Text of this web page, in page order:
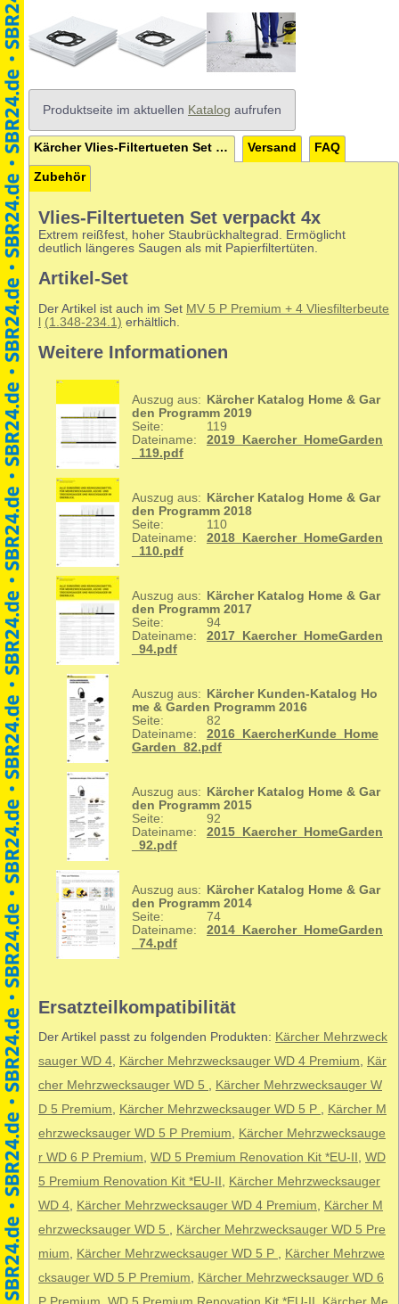
Produktseite im aktuellen Katalog aufrufen
Kärcher Vlies-Filtertueten Set verpackt 4x Versand FAQ
Zubehör
Vlies-Filtertueten Set verpackt 4x
Extrem reißfest, hoher Staubrückhaltegrad. Ermöglicht
deutlich längeres Saugen als mit Papierfiltertüten.
Artikel-Set
Der Artikel ist auch im Set MV 5 P Premium + 4 Vliesfilterbeute
(1.348-234.1) erhältlich.
Weitere Informationen
Auszug aus:
Kärcher Katalog Home & Gar
den Programm 2019
Seite:
119
Dateiname:
2019_Kaercher_HomeGarden
_119.pdf
Auszug aus:
Kärcher Katalog Home & Gar
den Programm 2018
Seite:
110
Dateiname:
2018_Kaercher_HomeGarden
_110.pdf
Auszug aus:
Kärcher Katalog Home & Gar
den Programm 2017
Seite:
94
Dateiname:
2017_Kaercher_HomeGarden
_94.pdf
Auszug aus:
Kärcher Kunden-Katalog Ho
me & Garden Programm 2016
Seite:
82
Dateiname:
2016_KaercherKunde_Home
Garden_82.pdf
Auszug aus:
Kärcher Katalog Home & Gar
den Programm 2015
Seite:
92
Dateiname:
2015_Kaercher_HomeGarden
_92.pdf
Auszug aus:
Kärcher Katalog Home & Gar
den Programm 2014
Seite:
74
Dateiname:
2014_Kaercher_HomeGarden
_74.pdf
Ersatzteilkompatibilität
Der Artikel passt zu folgenden Produkten: Kärcher Mehrzweck
sauger WD 4 Kärcher Mehrzwecksauger WD 4 Premium
Kär
cher Mehrzwecksauger WD 5
Kärcher Mehrzwecksauger W
D 5 Premium
Kärcher Mehrzwecksauger WD 5 P
Kärcher M
ehrzwecksauger WD 5 P Premium
Kärcher Mehrzwecksauge
r WD 6 P Premium WD 5 Premium Renovation Kit *EU-II WD
5 Premium Renovation Kit *EU-II
Kärcher Mehrzwecksauger
WD 4 Kärcher Mehrzwecksauger WD 4 Premium
Kärcher M
ehrzwecksauger WD 5
Kärcher Mehrzwecksauger WD 5 Pre
mium
Kärcher Mehrzwecksauger WD 5 P
Kärcher Mehrzwe
cksauger WD 5 P Premium
Kärcher Mehrzwecksauger WD 6